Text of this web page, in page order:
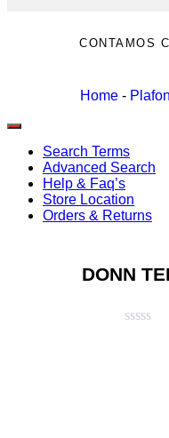
CONTAMOS
Home -
Search Terms
Advanced Search
Help & Faq’s
Store Location
Orders & Returns
DONN